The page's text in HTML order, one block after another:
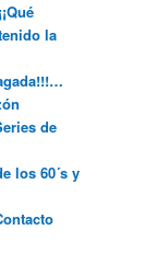
la
de
los 60´s y